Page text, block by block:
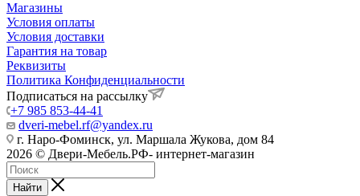
Магазины
Условия оплаты
Условия доставки
Гарантия на товар
Реквизиты
Политика Конфиденциальности
Подписаться на рассылку
+7 985 853-44-41
dveri-mebel.rf@yandex.ru
г. Наро-Фоминск, ул. Маршала Жукова, дом 84
2026 © Двери-Мебель.РФ- интернет-магазин
Найти